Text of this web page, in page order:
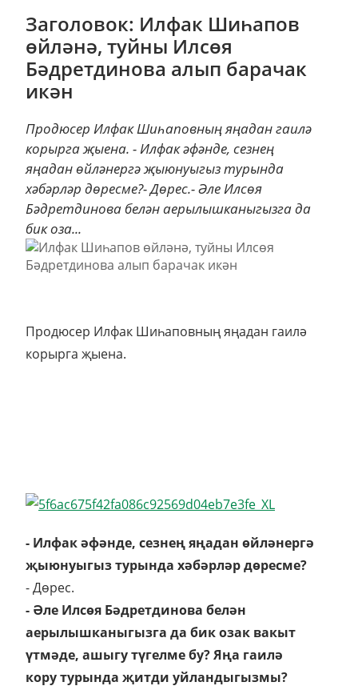
Заголовок: Илфак Шиһапов
өйләнә, туйны Илсөя
Бәдретдинова алып барачак
икән
Продюсер Илфак Шиһаповның яңадан гаилә
корырга җыена. - Илфак әфәнде, сезнең
яңадан өйләнергә җыюнуыгыз турында
хәбәрләр дөресме?- Дөрес.- Әле Илсөя
Бәдретдинова белән аерылышканыгызга да
бик оза...
Продюсер Илфак Шиһаповның яңадан гаилә
корырга җыена.
- Илфак әфәнде, сезнең яңадан өйләнергә
җыюнуыгыз турында хәбәрләр дөресме?
- Дөрес.
- Әле Илсөя Бәдретдинова белән
аерылышканыгызга да бик озак вакыт
үтмәде, ашыгу түгелме бу? Яңа гаилә
кору турында җитди уйландыгызмы?